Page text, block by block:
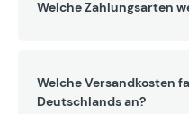
Welche Zahlungsarten
Welche Versandkosten
Deutschlands an?